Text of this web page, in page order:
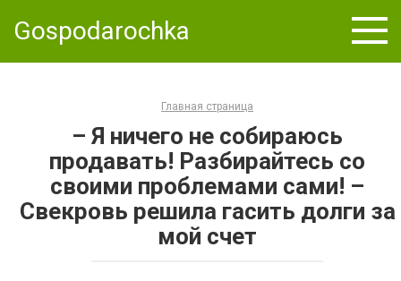
Gospodarochka
Главная страница
– Я ничего не собираюсь
продавать! Разбирайтесь со
своими проблемами сами! –
Свекровь решила гасить долги за
мой счет